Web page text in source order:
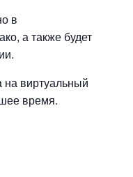
в
а также будет
на виртуальный
время.